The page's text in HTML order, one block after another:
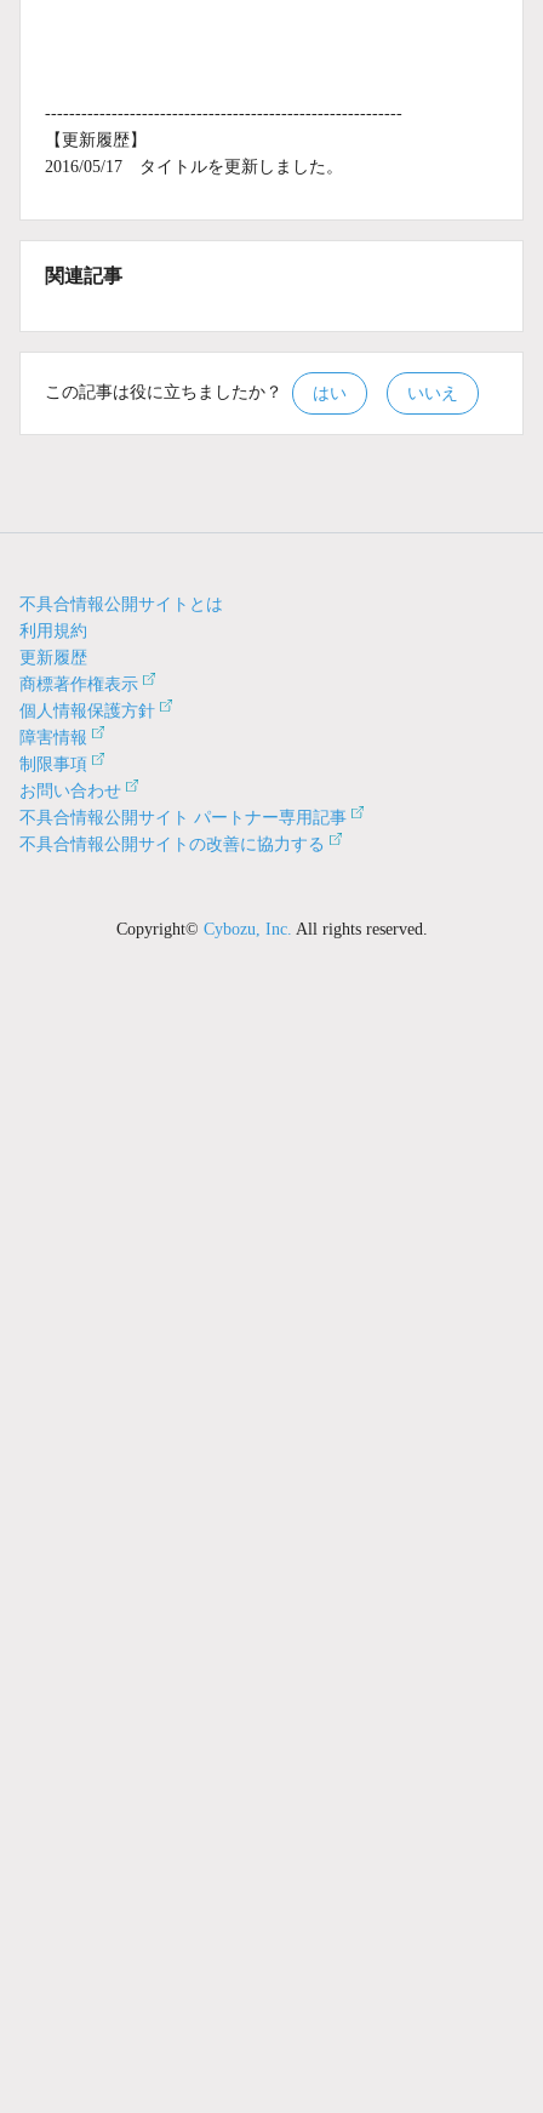
-----------------------------------------------------------
【更新履歴】
2016/05/17 タイトルを更新しました。
関連記事
この記事は役に立ちましたか？ はい いいえ
不具合情報公開サイトとは
利用規約
更新履歴
商標著作権表示
個人情報保護方針
障害情報
制限事項
お問い合わせ
不具合情報公開サイト パートナー専用記事
不具合情報公開サイトの改善に協力する
Copyright© Cybozu, Inc. All rights reserved.